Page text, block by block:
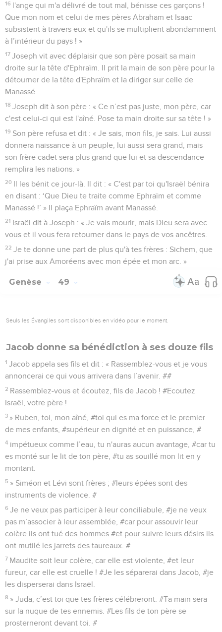
16 l'ange qui m'a délivré de tout mal, bénisse ces garçons !
Que mon nom et celui de mes pères Abraham et Isaac
subsistent à travers eux et qu'ils se multiplient abondamment
à l’intérieur du pays ! »
17 Joseph vit avec déplaisir que son père posait sa main
droite sur la tête d'Ephraïm. Il prit la main de son père pour la
détourner de la tête d'Ephraïm et la diriger sur celle de
Manassé.
18 Joseph dit à son père : « Ce n’est pas juste, mon père, car
c'est celui-ci qui est l'aîné. Pose ta main droite sur sa tête ! »
19 Son père refusa et dit : « Je sais, mon fils, je sais. Lui aussi
donnera naissance à un peuple, lui aussi sera grand, mais
son frère cadet sera plus grand que lui et sa descendance
remplira les nations. »
20 Il les bénit ce jour-là. Il dit : « C'est par toi qu'Israël bénira
en disant : ‘Que Dieu te traite comme Ephraïm et comme
Manassé !’ » Il plaça Ephraïm avant Manassé.
21 Israël dit à Joseph : « Je vais mourir, mais Dieu sera avec
vous et il vous fera retourner dans le pays de vos ancêtres.
22 Je te donne une part de plus qu'à tes frères : Sichem, que
j'ai prise aux Amoréens avec mon épée et mon arc. »
Genèse 49
Seuls les Évangiles sont disponibles en vidéo pour le moment.
Jacob donne sa bénédiction à ses douze fils
1 Jacob appela ses fils et dit : « Rassemblez-vous et je vous
annoncerai ce qui vous arrivera dans l’avenir. ##
2 Rassemblez-vous et écoutez, fils de Jacob ! #Ecoutez
Israël, votre père !
3 » Ruben, toi, mon aîné, #toi qui es ma force et le premier
de mes enfants, #supérieur en dignité et en puissance, #
4 impétueux comme l’eau, tu n'auras aucun avantage, #car tu
es monté sur le lit de ton père, #tu as souillé mon lit en y
montant.
5 » Siméon et Lévi sont frères ; #leurs épées sont des
instruments de violence. #
6 Je ne veux pas participer à leur conciliabule, #je ne veux
pas m’associer à leur assemblée, #car pour assouvir leur
colère ils ont tué des hommes #et pour suivre leurs désirs ils
ont mutilé les jarrets des taureaux. #
7 Maudite soit leur colère, car elle est violente, #et leur
fureur, car elle est cruelle ! #Je les séparerai dans Jacob, #je
les disperserai dans Israël.
8 » Juda, c’est toi que tes frères célébreront. #Ta main sera
sur la nuque de tes ennemis. #Les fils de ton père se
prosterneront devant toi. #